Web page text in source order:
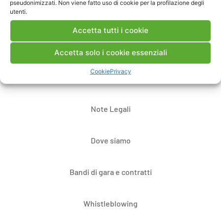
pseudonimizzati. Non viene fatto uso di cookie per la profilazione degli
utenti.
Accetta tutti i cookie
Accetta solo i cookie essenziali
CookiePrivacy
Note Legali
Dove siamo
Bandi di gara e contratti
Whistleblowing